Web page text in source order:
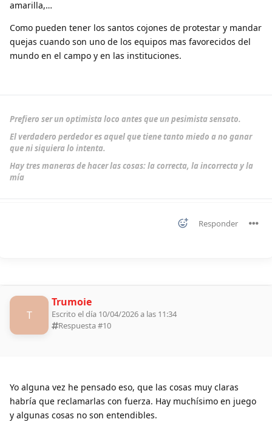
amarilla,…
Como pueden tener los santos cojones de protestar y mandar
quejas cuando son uno de los equipos mas favorecidos del
mundo en el campo y en las instituciones.
Prefiero ser un optimista loco antes que un pesimista sensato.
El verdadero perdedor es aquel que tiene tanto miedo a no ganar
que ni siquiera lo intenta.
Hay tres maneras de hacer las cosas: la correcta, la incorrecta y la
mía
Responder
T
Trumoie
Escrito el día 10/04/2026 a las 11:34
Respuesta #10
Yo alguna vez he pensado eso, que las cosas muy claras
habría que reclamarlas con fuerza. Hay muchísimo en juego
y algunas cosas no son entendibles.